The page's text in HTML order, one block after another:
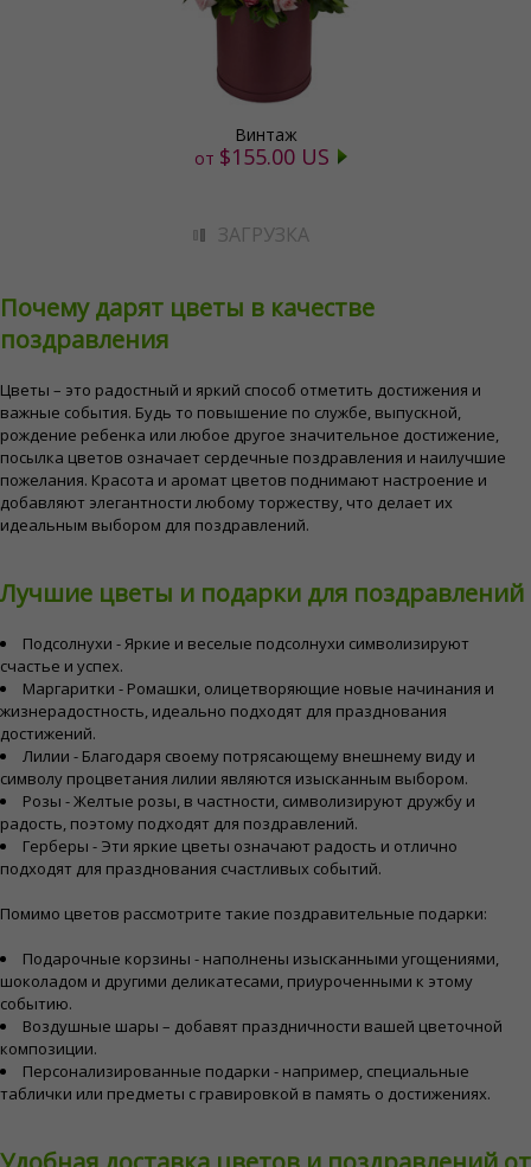
Винтаж
от $155.00 US
ЗАГРУЗКА
Почему дарят цветы в качестве
поздравления
Цветы – это радостный и яркий способ отметить достижения и
важные события. Будь то повышение по службе, выпускной,
рождение ребенка или любое другое значительное достижение,
посылка цветов означает сердечные поздравления и наилучшие
пожелания. Красота и аромат цветов поднимают настроение и
добавляют элегантности любому торжеству, что делает их
идеальным выбором для поздравлений.
Лучшие цветы и подарки для поздравлений
Подсолнухи - Яркие и веселые подсолнухи символизируют
счастье и успех.
Маргаритки - Ромашки, олицетворяющие новые начинания и
жизнерадостность, идеально подходят для празднования
достижений.
Лилии - Благодаря своему потрясающему внешнему виду и
символу процветания лилии являются изысканным выбором.
Розы - Желтые розы, в частности, символизируют дружбу и
радость, поэтому подходят для поздравлений.
Герберы - Эти яркие цветы означают радость и отлично
подходят для празднования счастливых событий.
Помимо цветов рассмотрите такие поздравительные подарки:
Подарочные корзины - наполнены изысканными угощениями,
шоколадом и другими деликатесами, приуроченными к этому
событию.
Воздушные шары – добавят праздничности вашей цветочной
композиции.
Персонализированные подарки - например, специальные
таблички или предметы с гравировкой в память о достижениях.